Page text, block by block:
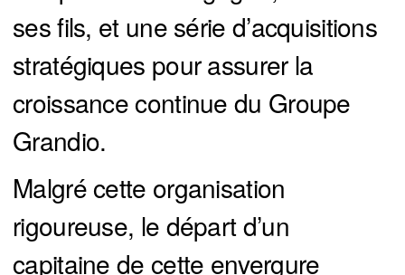
ses fils, et une série d’acquisitions
stratégiques pour assurer la
croissance continue du Groupe
Grandio.
Malgré cette organisation
rigoureuse, le départ d’un
capitaine de cette envergure